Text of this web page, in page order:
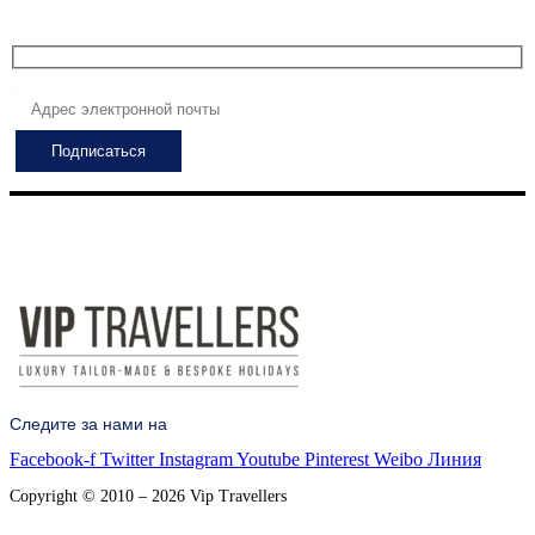
Следите за нами на
Facebook-f Twitter InstagramYoutube Pinterest Weibo Линия
Copyright © 2010 – 2026 Vip Travellers